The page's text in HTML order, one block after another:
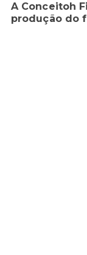
A Conceitoh
produção do